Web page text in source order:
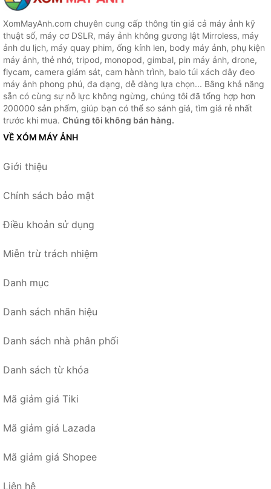
XomMayAnh.com chuyên cung cấp thông tin giá cả máy ảnh kỹ
thuật số, máy cơ DSLR, máy ảnh không gương lật Mirroless, máy
ảnh du lịch, máy quay phim, ống kính len, body máy ảnh, phụ kiện
máy ảnh, thẻ nhớ, tripod, monopod, gimbal, pin máy ảnh, drone,
flycam, camera giám sát, cam hành trình, balo túi xách dây đeo
máy ảnh phong phú, đa dạng, dễ dàng lựa chọn... Bằng khả năng
sẵn có cùng sự nỗ lực không ngừng, chúng tôi đã tổng hợp hơn
200000 sản phẩm, giúp bạn có thể so sánh giá, tìm giá rẻ nhất
trước khi mua. Chúng tôi không bán hàng.
VỀ XÓM MÁY ẢNH
Giới thiệu
Chính sách bảo mật
Điều khoản sử dụng
Miễn trừ trách nhiệm
Danh mục
Danh sách nhãn hiệu
Danh sách nhà phân phối
Danh sách từ khóa
Mã giảm giá Tiki
Mã giảm giá Lazada
Mã giảm giá Shopee
Liên hệ